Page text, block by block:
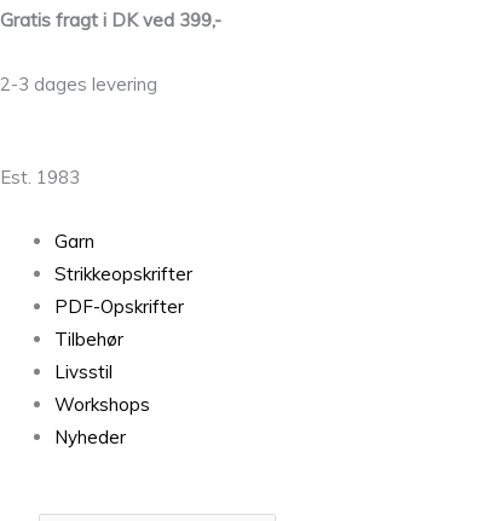
Gratis fragt i DK ved 399,-
2-3 dages levering
Est. 1983
Garn
Strikkeopskrifter
PDF-Opskrifter
Tilbehør
Livsstil
Workshops
Nyheder